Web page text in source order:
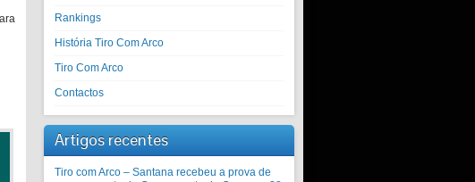
Rankings
História Tiro Com Arco
Tiro Com Arco
Contactos
Artigos recentes
Tiro com Arco – Santana recebeu a prova de